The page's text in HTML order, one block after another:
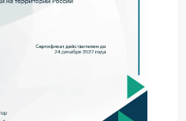
с механическим
из-за смещения
вибрации.